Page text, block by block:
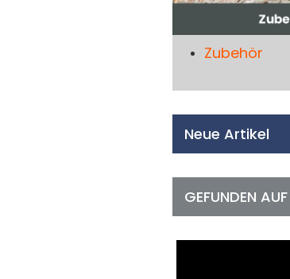
Zubehör
Neue Artikel
GEFUNDEN